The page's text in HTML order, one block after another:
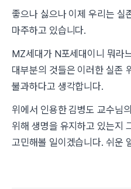
좋으나 싫으나 이제 우리는 실
마주하고 있습니다.
MZ세대가 N포세대이니 뭐라
대부분의 것들은 이러한 실존
불과하다고 생각합니다.
위에서 인용한 김병도 교수님
위해 생명을 유지하고 있는지
고민해볼 일이겠습니다. 쉬운